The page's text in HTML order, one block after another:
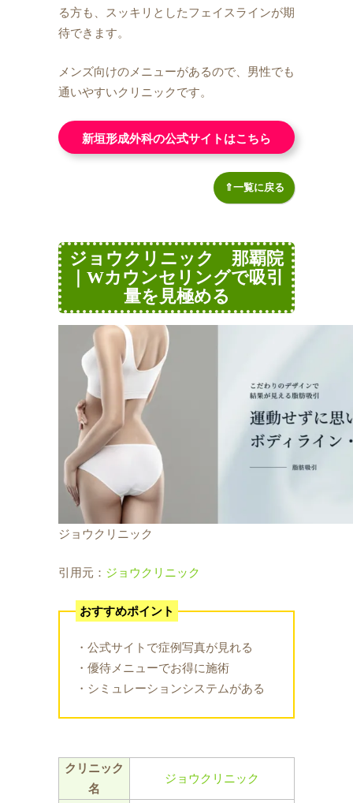
る方も、スッキリとしたフェイスラインが期
待できます。
メンズ向けのメニューがあるので、男性でも
通いやすいクリニックです。
新垣形成外科の公式サイトはこちら
⇑一覧に戻る
ジョウクリニック 那覇院
｜Wカウンセリングで吸引
量を見極める
ジョウクリニック
引用元： ジョウクリニック
おすすめポイント
・公式サイトで症例写真が見れる
・優待メニューでお得に施術
・シミュレーションシステムがある
クリニック
名
ジョウクリニック